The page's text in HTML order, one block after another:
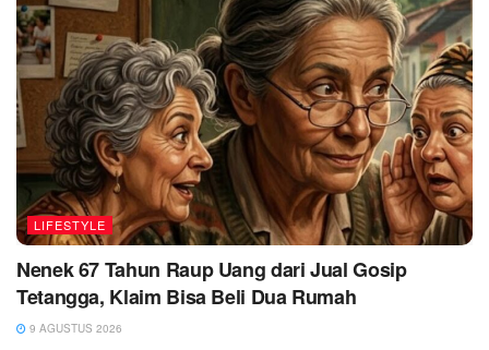
LIFESTYLE
Nenek 67 Tahun Raup Uang dari Jual Gosip
Tetangga, Klaim Bisa Beli Dua Rumah
9 AGUSTUS 2026